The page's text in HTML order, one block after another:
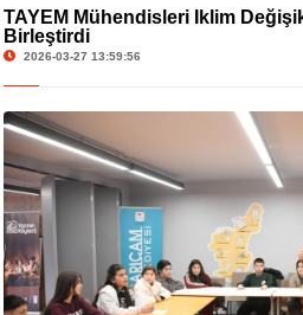
TAYEM Mühendisleri İklim
Birleştirdi
2026-03-27 13:59:56